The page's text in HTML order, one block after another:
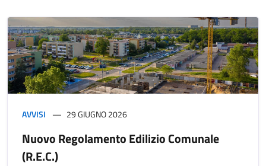
AVVISI 29 GIUGNO 2026
Nuovo Regolamento Edilizio Comunale
(R.E.C.)